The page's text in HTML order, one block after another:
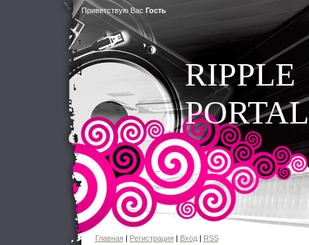
Приветствую Вас Гость
RIPPLE
PORTAL
Главная| Регистрация| Вход| RSS